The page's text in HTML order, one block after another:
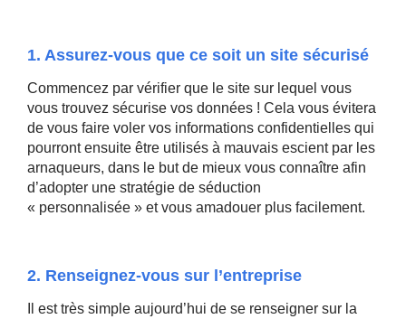
1. Assurez-vous que ce soit un site sécurisé
Commencez par vérifier que le site sur lequel vous
vous trouvez sécurise vos données ! Cela vous évitera
de vous faire voler vos informations confidentielles qui
pourront ensuite être utilisés à mauvais escient par les
arnaqueurs, dans le but de mieux vous connaître afin
d’adopter une stratégie de séduction
« personnalisée » et vous amadouer plus facilement.
2. Renseignez-vous sur l’entreprise
Il est très simple aujourd’hui de se renseigner sur la